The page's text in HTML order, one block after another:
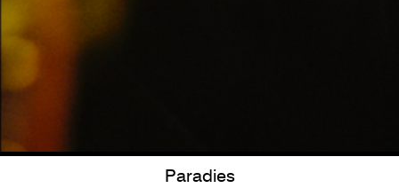
Paradies